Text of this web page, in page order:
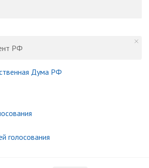
РФ
Дума РФ
голосования